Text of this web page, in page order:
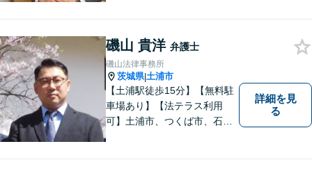
ら、お気軽にご相談くださ
い。
磯山 貴洋 弁護士
磯山法律事務所
茨城県|土浦市
【土浦駅徒歩15分】【無料駐
車場あり】【法テラス利用
可】土浦市、つくば市、石岡
詳細を見
る